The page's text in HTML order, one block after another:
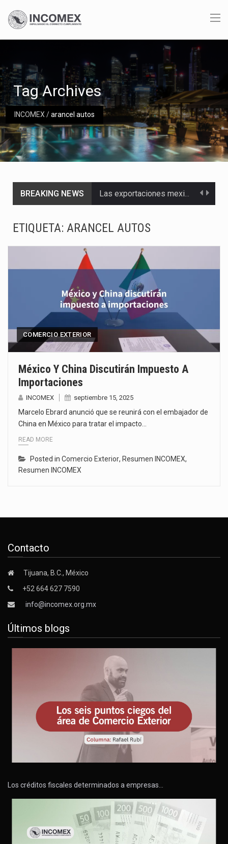
INCOMEX/arancel autos
Tag Archives
BREAKING NEWS Las exportaciones mexicanas de vehículos ligeros disminuyeron 9.67 % en julio a tasa anual, alcanzando…
ETIQUETA: ARANCEL AUTOS
COMERCIO EXTERIOR
México Y China Discutirán Impuesto A
Importaciones
INCOMEX septiembre 15, 2025
Marcelo Ebrard anunció que se reunirá con el embajador de
China en México para tratar el impacto…
READ MORE
Posted in Comercio Exterior, Resumen INCOMEX,
Resumen INCOMEX
Contacto
Tijuana, B.C., México
+52 664 627 7590
info@incomex.org.mx
Últimos blogs
Los créditos fiscales determinados a empresas…